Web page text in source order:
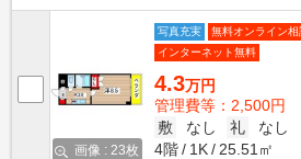
画像 : 23枚
写真充実
無料オンライン相
インターネット無料
4.3万円
管理費等：2,500円
敷
なし 礼
なし
4階
1K 25.51㎡